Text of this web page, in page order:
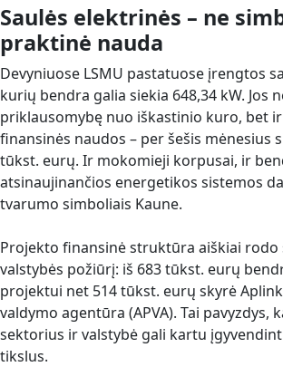
Saulės elektrinės – ne
praktinė nauda
Devyniuose LSMU pastatuose įrengtos
kurių bendra galia siekia 648,34 kW. Jos
priklausomybę nuo iškastinio kuro, bet
finansinės naudos – per šešis mėnesius
tūkst. eurų. Ir mokomieji korpusai, ir
atsinaujinančios energetikos sistemos
tvarumo simboliais Kaune.
Projekto finansinė struktūra aiškiai
valstybės požiūrį: iš 683 tūkst. eurų
projektui net 514 tūkst. eurų skyrė
valdymo agentūra (APVA). Tai pavyzdys,
sektorius ir valstybė gali kartu
tikslus.